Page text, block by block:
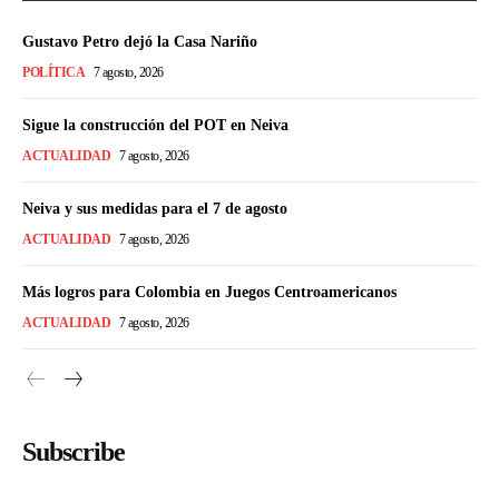
Gustavo Petro dejó la Casa Nariño
POLÍTICA 7 agosto, 2026
Sigue la construcción del POT en Neiva
ACTUALIDAD 7 agosto, 2026
Neiva y sus medidas para el 7 de agosto
ACTUALIDAD 7 agosto, 2026
Más logros para Colombia en Juegos Centroamericanos
ACTUALIDAD 7 agosto, 2026
Subscribe